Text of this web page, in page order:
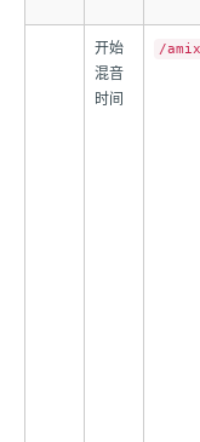
开始
混音
时间
/